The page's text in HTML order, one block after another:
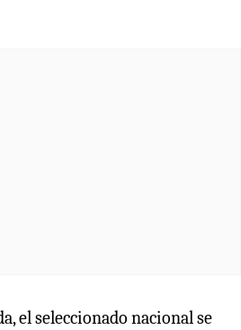
el seleccionado nacional se